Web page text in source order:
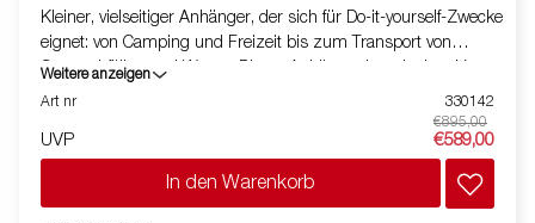
Kleiner, vielseitiger Anhänger, der sich für Do-it-yourself-Zwecke
eignet: von Camping und Freizeit bis zum Transport von
Gartenabfällen und Waren. Dieser Anhänger ist mit einer V-
förmigen Deichsel ausgestattet, mit der Sie sicher an Ihrem Ziel
ankommen. Bilder dienen nur der Veranschaulichung.
Weitere anzeigen
Art nr
330142
UVP
€895,00
€589,00
In den Warenkorb